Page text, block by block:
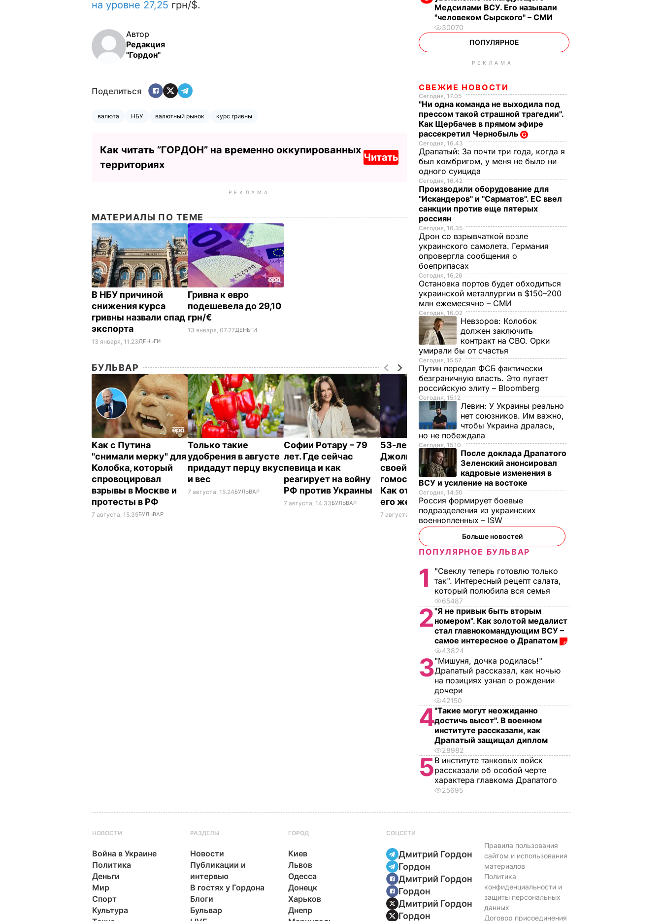
на уровне 27,25 грн/$.
Автор
Редакция
"Гордон"
Поделиться
валюта НБУ валютный рынок курс гривны
Как читать ”ГОРДОН” на временно оккупированных
территориях
Читать
РЕКЛАМА
МАТЕРИАЛЫ ПО ТЕМЕ
В НБУ причиной
снижения курса
гривны назвали спад
экспорта
13 января, 11.23ДЕНЬГИ
Гривна к евро
подешевела до 29,10
грн/€
13 января, 07.27ДЕНЬГИ
БУЛЬВАР
Как с Путина
"снимали мерку" для
Колобка, который
спровоцировал
взрывы в Москве и
протесты в РФ
7 августа, 15.35БУЛЬВАР
Только такие
удобрения в августе
придадут перцу вкус
и вес
7 августа, 15.24БУЛЬВАР
Софии Ротару – 79
лет. Где сейчас
певица и как
реагирует на войну
РФ против Украины
7 августа, 14.33БУЛЬВАР
53-летний брат
Джоли заявил о
своей
гомосексуальности.
Как отреагировала
его жена
7 августа, 14.28БУЛЬВАР
"Пригласили лето в
банки". Яблоки на
зиму без
стерилизации –
вкусно, как в
детстве
7 августа, 13.50БУЛЬВАР
Медсилами ВСУ. Его называли
"человеком Сырского" – СМИ
30070
ПОПУЛЯРНОЕ
РЕКЛАМА
СВЕЖИЕ НОВОСТИ
Сегодня, 17.05
"Ни одна команда не выходила под
прессом такой страшной трагедии".
Как Щербачев в прямом эфире
рассекретил Чернобыль
Сегодня, 16.43
Драпатый: За почти три года, когда я
был комбригом, у меня не было ни
одного суицида
Сегодня, 16.42
Производили оборудование для
"Искандеров" и "Сарматов". ЕС ввел
санкции против еще пятерых
россиян
Сегодня, 16.35
Дрон со взрывчаткой возле
украинского самолета. Германия
опровергла сообщения о
боеприпасах
Сегодня, 16.26
Остановка портов будет обходиться
украинской металлургии в $150–200
млн ежемесячно – СМИ
Сегодня, 16.02
Невзоров: Колобок
должен заключить
контракт на СВО. Орки
умирали бы от счастья
Сегодня, 15.57
Путин передал ФСБ фактически
безграничную власть. Это пугает
российскую элиту – Bloomberg
Сегодня, 15.12
Левин: У Украины реально
нет союзников. Им важно,
чтобы Украина дралась,
но не побеждала
Сегодня, 15.10
После доклада Драпатого
Зеленский анонсировал
кадровые изменения в
ВСУ и усиление на востоке
Сегодня, 14.50
Россия формирует боевые
подразделения из украинских
военнопленных – ISW
Больше новостей
ПОПУЛЯРНОЕ БУЛЬВАР
1
"Свеклу теперь готовлю только
так". Интересный рецепт салата,
который полюбила вся семья
65487
2"Я не привык быть вторым
номером". Как золотой медалист
стал главнокомандующим ВСУ –
самое интересное о Драпатом
43824
3"Мишуня, дочка родилась!"
Драпатый рассказал, как ночью
на позициях узнал о рождении
дочери
42150
4"Такие могут неожиданно
достичь высот". В военном
институте рассказали, как
Драпатый защищал диплом
28982
5В институте танковых войск
рассказали об особой черте
характера главкома Драпатого
25695
НОВОСТИ
Война в Украине
Политика
Деньги
Мир
Спорт
Культура
РАЗДЕЛЫ
Новости
Публикации и
интервью
В гостях у Гордона
Блоги
Бульвар
ГОРОД
Киев
Львов
Одесса
Донецк
Харьков
Днепр
СОЦСЕТИ
Дмитрий Гордон
Гордон
Дмитрий Гордон
Гордон
Дмитрий Гордон
Гордон
Правила пользования
сайтом и использования
материалов
Политика
конфиденциальности и
защиты персональных
данных
Договор присоединения